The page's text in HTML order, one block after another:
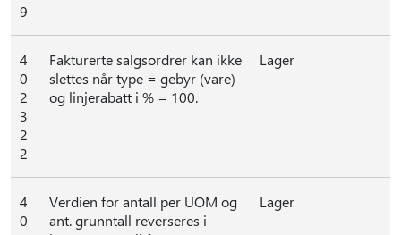
9
4
0
2
3
2
2
Fakturerte salgsordrer kan ikke
slettes når type = gebyr (vare)
og linjerabatt i % = 100.
Lager
4
0
Verdien for antall per UOM og
ant. grunntall reverseres i
Lager